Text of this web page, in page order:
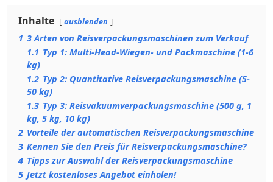
Inhalte ausblenden
1 3 Arten von Reisverpackungsmaschinen zum Verkauf
1.1 Typ 1: Multi-Head-Wiegen- und Packmaschine (1-6
kg)
1.2 Typ 2: Quantitative Reisverpackungsmaschine (5-
50 kg)
1.3 Typ 3: Reisvakuumverpackungsmaschine (500 g, 1
kg, 5 kg, 10 kg)
2 Vorteile der automatischen Reisverpackungsmaschine
3 Kennen Sie den Preis für Reisverpackungsmaschine?
4 Tipps zur Auswahl der Reisverpackungsmaschine
5 Jetzt kostenloses Angebot einholen!